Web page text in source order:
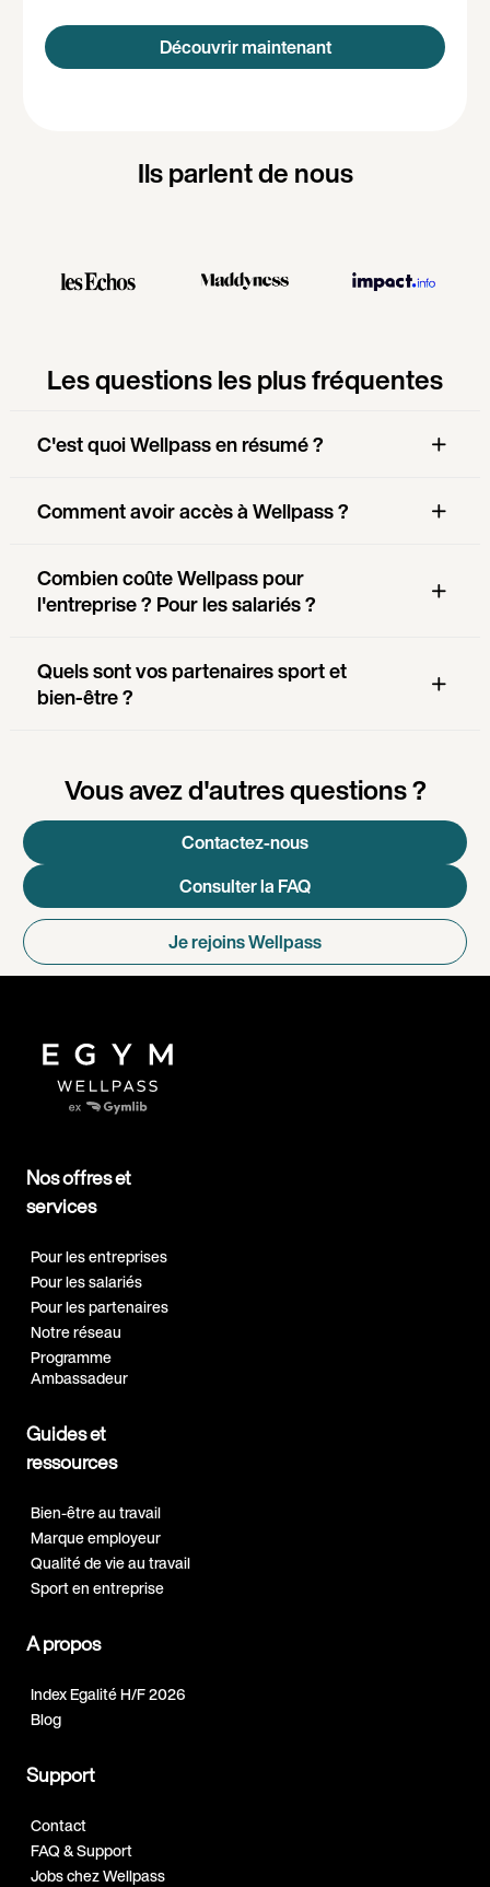
Découvrir maintenant
Ils parlent de nous
Les questions les plus fréquentes
C'est quoi Wellpass en résumé ?
Comment avoir accès à Wellpass ?
Combien coûte Wellpass pour
l'entreprise ? Pour les salariés ?
Quels sont vos partenaires sport et
bien-être ?
Vous avez d'autres questions ?
Contactez-nous
Consulter la FAQ
Je rejoins Wellpass
Nos offres et
services
Pour les entreprises
Pour les salariés
Pour les partenaires
Notre réseau
Programme
Ambassadeur
Guides et
ressources
Bien-être au travail
Marque employeur
Qualité de vie au travail
Sport en entreprise
A propos
Index Egalité H/F 2026
Blog
Support
Contact
FAQ & Support
Jobs chez Wellpass